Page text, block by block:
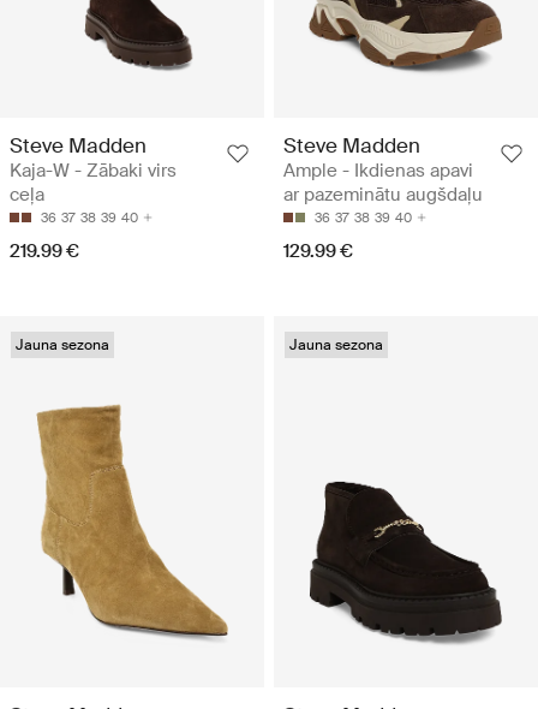
Steve Madden
Kaja-W - Zābaki virs
ceļa
36 37 38 39 40
219.99 €
Steve Madden
Ample - Ikdienas apavi
ar pazeminātu augšdaļu
36 37 38 39 40
129.99 €
Jauna sezona Jauna sezona